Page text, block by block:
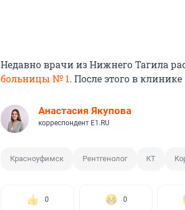
Недавно врачи из Нижнего Тагила
больницы № 1. После этого в клинике
Анастасия Якупова
корреспондент E1.RU
Красноуфимск Рентгенолог КТ
0 0